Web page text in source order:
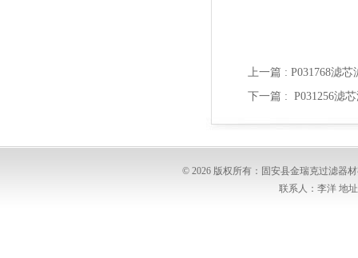
上一篇 : P031768滤
下一篇 : P031256滤
© 2026 版权所有：固安县金瑞克过滤器
联系人：李洋 地